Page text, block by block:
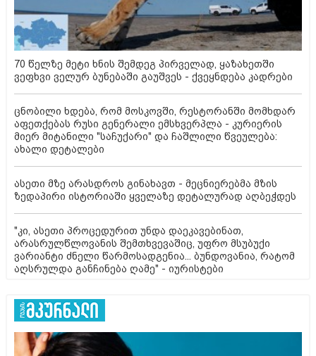
70 წელზე მეტი ხნის შემდეგ პირველად, ყაზახეთში
ვეფხვი ველურ ბუნებაში გაუშვეს - ქვეყნდება კადრები
ცნობილი ხდება, რომ მოსკოვში, რესტორანში მომხდარ
აფეთქებას რუსი გენერალი ემსხვერპლა - კურიერის
მიერ მიტანილი "საჩუქარი" და ჩაშლილი წვეულება:
ახალი დეტალები
ასეთი მზე არასდროს გინახავთ - მეცნიერებმა მზის
ზედაპირი ისტორიაში ყველაზე დეტალურად აღბეჭდეს
"კი, ასეთი პროცედურით უნდა დაეკავებინათ,
არასრულწლოვანის შემთხვევაშიც, უფრო მსუბუქი
ვარიანტი ძნელი წარმოსადგენია... ბუნდოვანია, რატომ
აღსრულდა განჩინება ღამე" - იურისტები